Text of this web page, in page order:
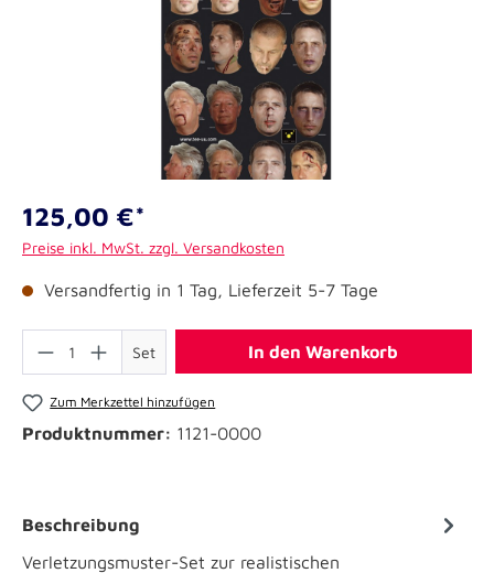
125,00 €*
Preise inkl. MwSt. zzgl. Versandkosten
Versandfertig in 1 Tag, Lieferzeit 5-7 Tage
Set In den Warenkorb
Zum Merkzettel hinzufügen
Produktnummer: 1121-0000
Beschreibung
Verletzungsmuster-Set zur realistischen